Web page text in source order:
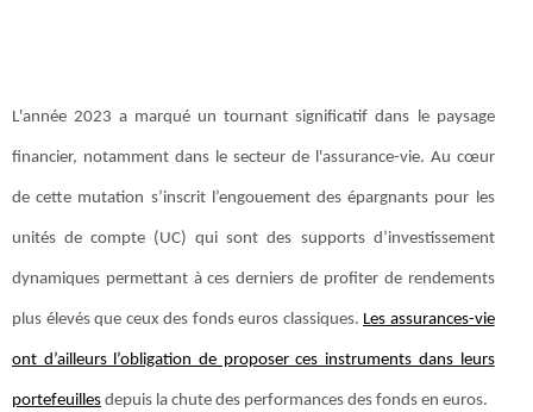
L'année 2023 a marqué un tournant significatif dans le paysage
financier, notamment dans le secteur de l'assurance-vie. Au cœur
de cette mutation s’inscrit l’engouement des épargnants pour les
unités de compte (UC) qui sont des supports d’investissement
dynamiques permettant à ces derniers de profiter de rendements
plus élevés que ceux des fonds euros classiques. Les assurances-vie
ont d’ailleurs l’obligation de proposer ces instruments dans leurs
portefeuilles depuis la chute des performances des fonds en euros.